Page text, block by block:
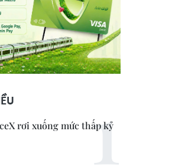
rơi xuống mức thấp kỷ